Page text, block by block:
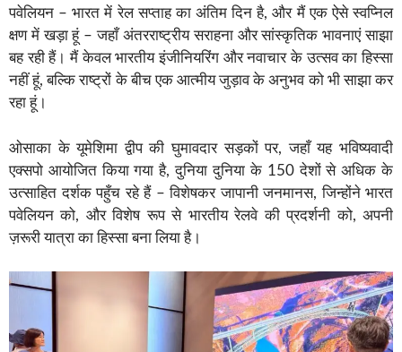
पवेलियन – भारत में रेल सप्ताह का अंतिम दिन है, और मैं एक ऐसे स्वप्निल
क्षण में खड़ा हूं – जहाँ अंतरराष्ट्रीय सराहना और सांस्कृतिक भावनाएं साझा
बह रही हैं। मैं केवल भारतीय इंजीनियरिंग और नवाचार के उत्सव का हिस्सा
नहीं हूं, बल्कि राष्ट्रों के बीच एक आत्मीय जुड़ाव के अनुभव को भी साझा कर
रहा हूं।
ओसाका के यूमेशिमा द्वीप की घुमावदार सड़कों पर, जहाँ यह भविष्यवादी
एक्सपो आयोजित किया गया है, दुनिया दुनिया के 150 देशों से अधिक के
उत्साहित दर्शक पहुँच रहे हैं – विशेषकर जापानी जनमानस, जिन्होंने भारत
पवेलियन को, और विशेष रूप से भारतीय रेलवे की प्रदर्शनी को, अपनी
ज़रूरी यात्रा का हिस्सा बना लिया है।